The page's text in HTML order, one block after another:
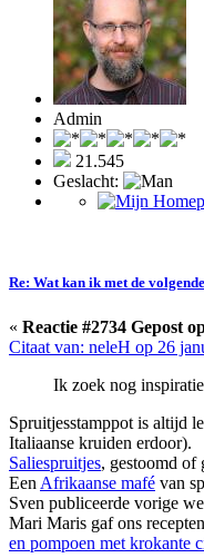
Admin
21.545
Geslacht:
Re: Wat kan ik met de
« Reactie #2734 Gepost
Citaat van: neleH op 26
Ik zoek nog
Spruitjesstamppot is altijd
Italiaanse kruiden erdoor).
Saliespruitjes, gestoomd of
Een Afrikaanse mafé van
Sven publiceerde vorige
Mari Maris gaf ons
en pompoen met krokante